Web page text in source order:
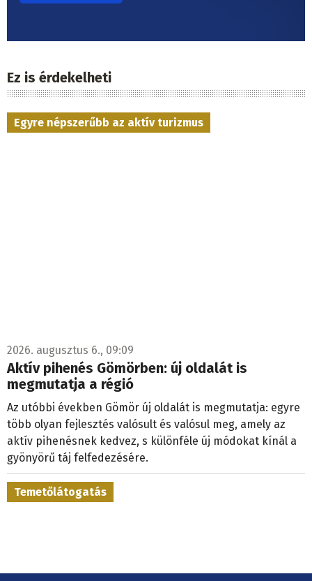
Ez is érdekelheti
Egyre népszerűbb az aktív turizmus
2026. augusztus 6., 09:09
Aktív pihenés Gömörben: új oldalát is
megmutatja a régió
Az utóbbi években Gömör új oldalát is megmutatja: egyre
több olyan fejlesztés valósult és valósul meg, amely az
aktív pihenésnek kedvez, s különféle új módokat kínál a
gyönyörű táj felfedezésére.
Temetőlátogatás